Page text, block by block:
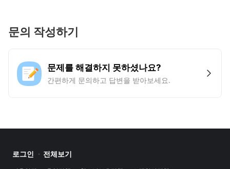
문의 작성하기
문제를 해결하지 못하셨나요?
간편하게 문의하고 답변을 받아보세요.
로그인 전체보기